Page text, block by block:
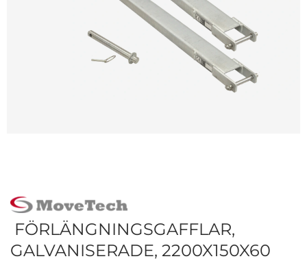
FÖRLÄNGNINGSGAFFLAR,
GALVANISERADE, 2200X150X60
Privatperson
Privat